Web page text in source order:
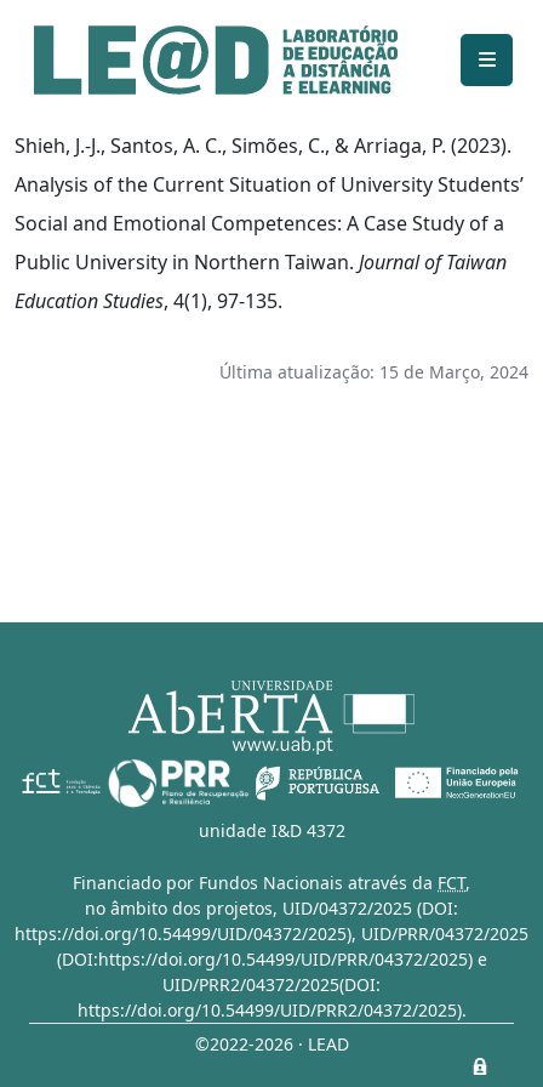
Ir para o conteúdo principal
Informações de acessibilidade
Mapa do site
Shieh, J.-J., Santos, A. C., Simões, C., & Arriaga, P. (2023).
Analysis of the Current Situation of University Students’
Social and Emotional Competences: A Case Study of a
Public University in Northern Taiwan. Journal of Taiwan
Education Studies, 4(1), 97-135.
Última atualização: 15 de Março, 2024
unidade I&D 4372
Financiado por Fundos Nacionais através da FCT,
no âmbito dos projetos, UID/04372/2025 (DOI:
https://doi.org/10.54499/UID/04372/2025), UID/PRR/04372/2025
(DOI:https://doi.org/10.54499/UID/PRR/04372/2025)e
UID/PRR2/04372/2025(DOI:
https://doi.org/10.54499/UID/PRR2/04372/2025).
©2022-2026 · LEAD